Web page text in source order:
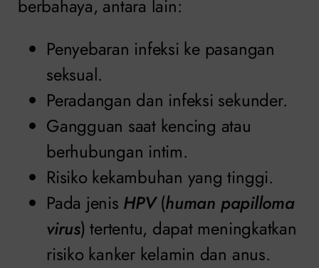
berbahaya, antara lain:
Penyebaran infeksi ke pasangan
seksual.
Peradangan dan infeksi sekunder.
Gangguan saat kencing atau
berhubungan intim.
Risiko kekambuhan yang tinggi.
Pada jenis HPV(human papilloma
virus) tertentu, dapat meningkatkan
risiko kanker kelamin dan anus.